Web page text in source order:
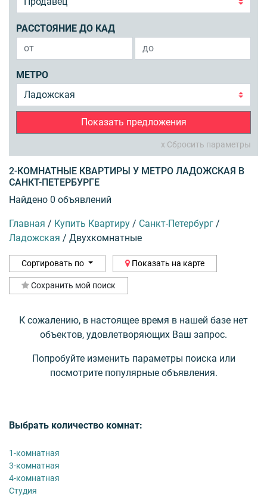
РАССТОЯНИЕ ДО КАД
МЕТРО
Показать предложения
x Сбросить параметры
2-КОМНАТНЫЕ КВАРТИРЫ У МЕТРО ЛАДОЖСКАЯ В
САНКТ-ПЕТЕРБУРГЕ
Найдено 0 объявлений
Главная / Купить Квартиру / Санкт-Петербург /
Ладожская / Двухкомнатные
Сортировать по Показать на карте
Сохранить мой поиск
К сожалению, в настоящее время в нашей базе нет
объектов, удовлетворяющих Ваш запрос.
Попробуйте изменить параметры поиска или
посмотрите популярные объявления.
Выбрать количество комнат:
1-комнатная
3-комнатная
4-комнатная
Студия